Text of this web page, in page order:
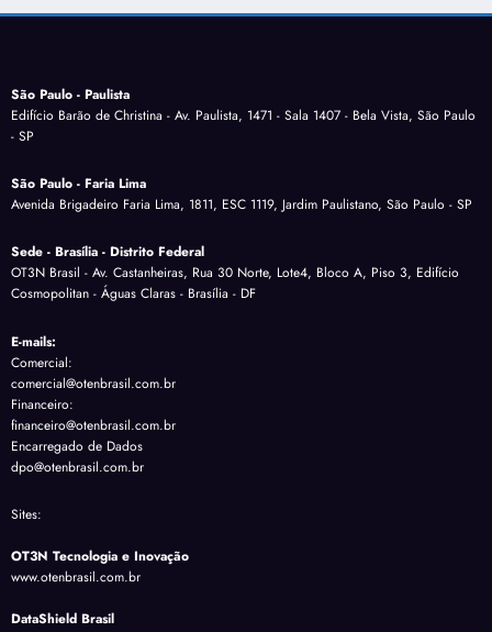
São Paulo - Paulista
Edifício Barão de Christina - Av. Paulista, 1471 - Sala 1407 - Bela Vista, São Paulo
- SP
São Paulo - Faria Lima
Avenida Brigadeiro Faria Lima, 1811, ESC 1119, Jardim Paulistano, São Paulo - SP
Sede - Brasília - Distrito Federal
OT3N Brasil - Av. Castanheiras, Rua 30 Norte, Lote4, Bloco A, Piso 3, Edifício
Cosmopolitan - Águas Claras - Brasília - DF
E-mails:
Comercial:
comercial@otenbrasil.com.br
Financeiro:
financeiro@otenbrasil.com.br
Encarregado de Dados
dpo@otenbrasil.com.br
Sites:
OT3N Tecnologia e Inovação
www.otenbrasil.com.br
DataShield Brasil